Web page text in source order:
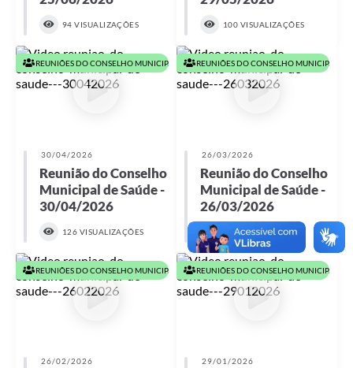
94 VISUALIZAÇÕES 100 VISUALIZAÇÕES
REUNIÕES DO CONSELHO MUNICIPAL DE SAÚDE EM 2026
30/04/2026
Reunião do Conselho
Municipal de Saúde -
30/04/2026
126 VISUALIZAÇÕES
REUNIÕES DO CONSELHO MUNICIPAL
26/03/2026
Reunião do Conselho
Municipal de Saúde -
26/03/2026
85 VISUALIZAÇÕES
REUNIÕES DO CONSELHO MUNICIPAL DE SAÚDE EM 2026
26/02/2026
REUNIÕES DO CONSELHO MUNICIPAL
29/01/2026